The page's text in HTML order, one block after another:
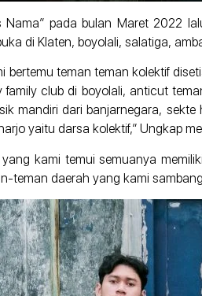
Nama” pada bulan Maret 2022
di Klaten, boyolali, salatiga,
bertemu teman teman kolektif
club di boyolali, anticut
mandiri dari banjarnegara,
yaitu darsa kolektif,” Ungkap
kami temui semuanya
teman daerah yang kami